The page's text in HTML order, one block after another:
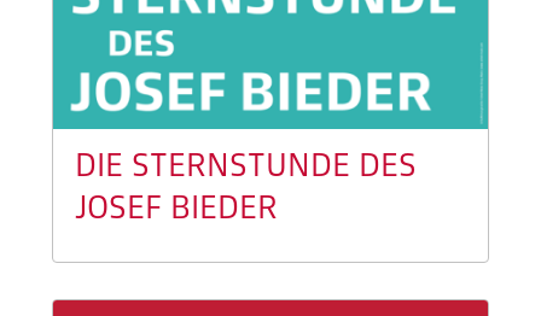
DIE STERNSTUNDE DES
JOSEF BIEDER